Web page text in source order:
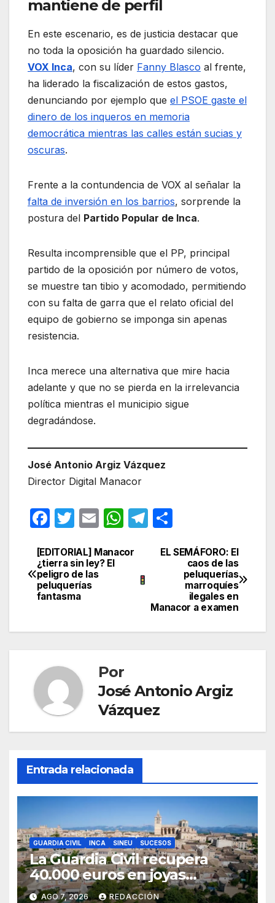
mantiene de perfil
En este escenario, es de justicia destacar que
no toda la oposición ha guardado silencio.
VOX Inca, con su líder Fanny Blasco al frente,
ha liderado la fiscalización de estos gastos,
denunciando por ejemplo que el PSOE gaste el
dinero de los inqueros en memoria
democrática mientras las calles están sucias y
oscuras.
Frente a la contundencia de VOX al señalar la
falta de inversión en los barrios, sorprende la
postura del Partido Popular de Inca.
Resulta incomprensible que el PP, principal
partido de la oposición por número de votos,
se muestre tan tibio y acomodado, permitiendo
con su falta de garra que el relato oficial del
equipo de gobierno se imponga sin apenas
resistencia.
Inca merece una alternativa que mire hacia
adelante y que no se pierda en la irrelevancia
política mientras el municipio sigue
degradándose.
José Antonio Argiz Vázquez
Director Digital Manacor
F
c
e
b
o
T
itt
er
E
ail
W
at
p
T
m
m
ar
tir
Navegación
de
EL SEMÁFORO: El
caos de las
peluquerías
marroquíes
ilegales en
Manacor a examen
[EDITORIAL] Manacor
¿tierra sin ley? El
peligro de las
peluquerías
fantasma
Por
José Antonio Argiz
Vázquez
Entrada relacionada
GUARDIA CIVIL INCA SINEU SUCESOS
La Guardia Civil recupera
40.000 euros en joyas
robadas en una vivienda de
AGO 7, 2026 REDACCIÓN